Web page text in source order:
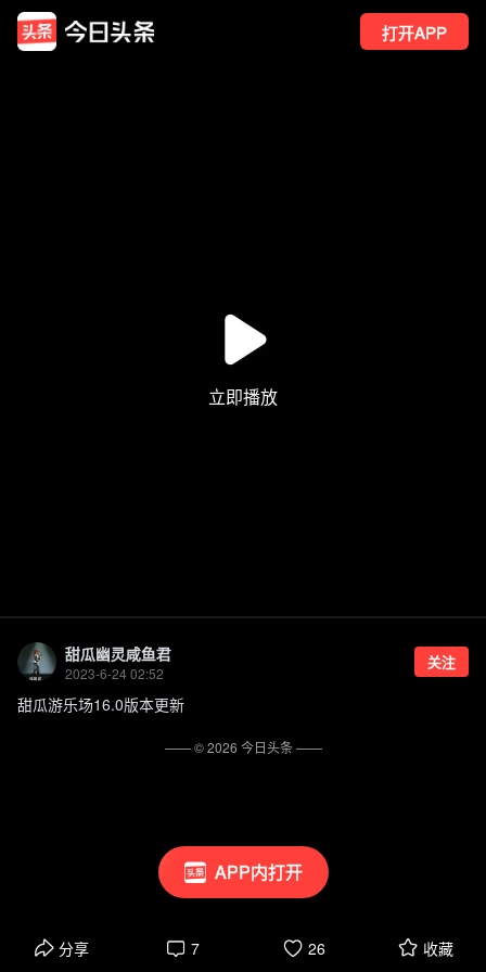
打开APP
APP内打开
甜瓜幽灵咸鱼君
2023-6-24 02:52
关注
甜瓜游乐场16.0版本更新
分享 7 26 收藏
—— ©2026 今日头条——